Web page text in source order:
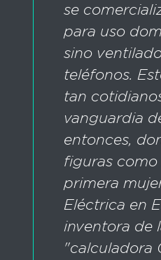
se
para uso
sino
teléfonos.
tan
vanguardia
entonces,
figuras como
primera
Eléctrica en
inventora de
"calculadora